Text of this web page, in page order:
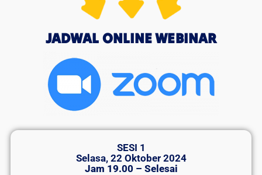
JADWAL ONLINE WEBINAR
SESI 1
Selasa, 22 Oktober 2024
Jam 19.00 – Selesai